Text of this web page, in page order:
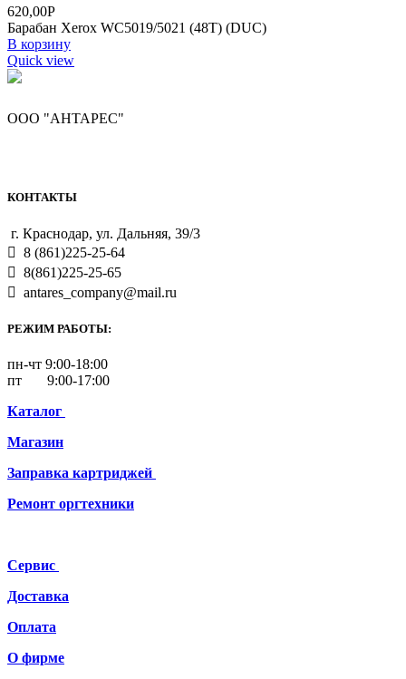
620,00Р
Барабан Xerox WC5019/5021 (48T) (DUC)
В корзину
Quick view
ООО "АНТАРЕС"
КОНТАКТЫ
г. Краснодар, ул. Дальняя, 39/3
8 (861)225-25-64
8(861)225-25-65
antares_company@mail.ru
РЕЖИМ РАБОТЫ:
пн-чт 9:00-18:00
пт 9:00-17:00
Каталог
Магазин
Заправка картриджей
Ремонт оргтехники
Сервис
Доставка
Оплата
О фирме